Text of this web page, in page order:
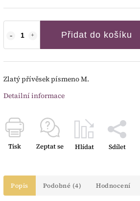
Přidat do košíku
Zlatý přívěsek písmeno M.
Detailní informace
Tisk Zeptat se Hlídat Sdílet
Popis Podobné (4) Hodnocení